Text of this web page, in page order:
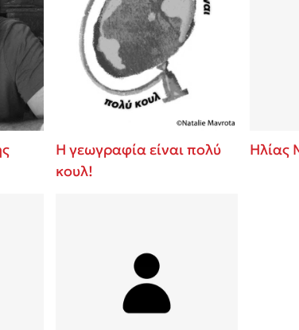
Η γεωγραφία είναι πολύ
κουλ!
Ηλίας